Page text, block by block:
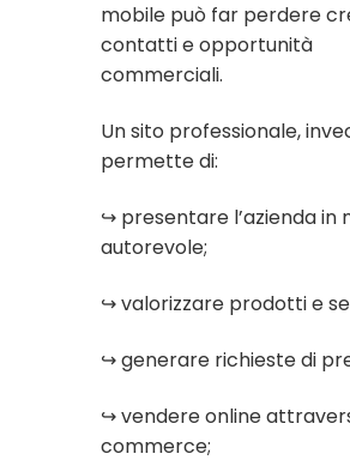
mobile può far perdere
contatti e opportunità
commerciali.
Un sito professionale,
permette di:
↪ presentare l’azienda in
autorevole;
↪ valorizzare prodotti e
↪ generare richieste di
↪ vendere online
commerce;